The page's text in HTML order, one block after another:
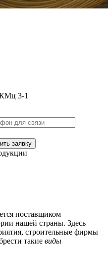
3-1
поставщиком
нашей страны. Здесь
строительные фирмы
такие виды